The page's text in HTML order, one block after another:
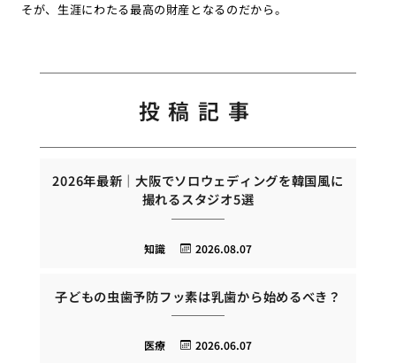
そが、生涯にわたる最高の財産となるのだから。
投稿記事
2026年最新｜大阪でソロウェディングを韓国風に
撮れるスタジオ5選
2026.08.07
知識
子どもの虫歯予防フッ素は乳歯から始めるべき？
2026.06.07
医療